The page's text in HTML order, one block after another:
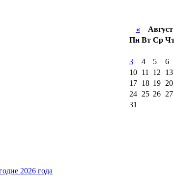
«Август
Пн Вт Ср
3
4 5 6
10
11 12 13
17
18 19 20
24
25 26 27
31
2026 года